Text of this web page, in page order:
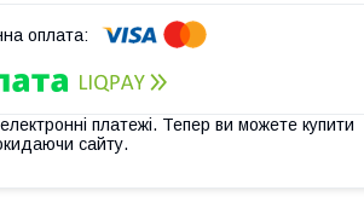
платежі. Тепер ви можете купити
сайту.